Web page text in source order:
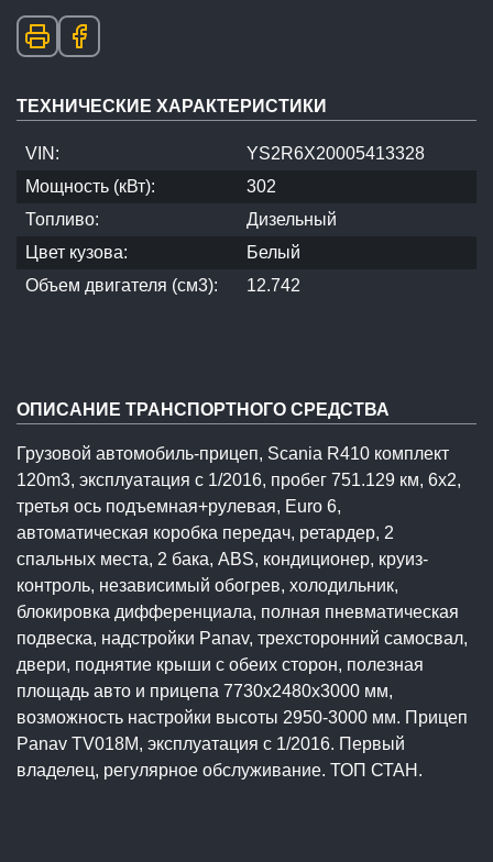
ТЕХНИЧЕСКИЕ ХАРАКТЕРИСТИКИ
VIN:
YS2R6X20005413328
Мощность (кВт):
302
Топливо:
Дизельный
Цвет кузова:
Белый
Объем двигателя (см3):
12.742
ОПИСАНИЕ ТРАНСПОРТНОГО СРЕДСТВА
Грузовой автомобиль-прицеп, Scania R410 комплект
120m3, эксплуатация с 1/2016, пробег 751.129 км, 6x2,
третья ось подъемная+рулевая, Euro 6,
автоматическая коробка передач, ретардер, 2
спальных места, 2 бака, ABS, кондиционер, круиз-
контроль, независимый обогрев, холодильник,
блокировка дифференциала, полная пневматическая
подвеска, надстройки Panav, трехсторонний самосвал,
двери, поднятие крыши с обеих сторон, полезная
площадь авто и прицепа 7730x2480x3000 мм,
возможность настройки высоты 2950-3000 мм. Прицеп
Panav TV018M, эксплуатация с 1/2016. Первый
владелец, регулярное обслуживание. ТОП СТАН.